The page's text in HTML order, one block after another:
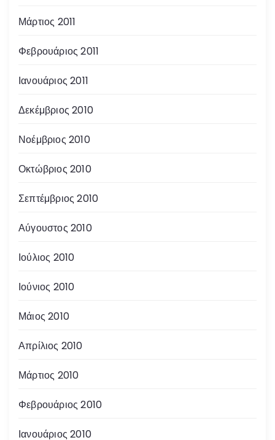
Μάρτιος 2011
Φεβρουάριος 2011
Ιανουάριος 2011
Δεκέμβριος 2010
Νοέμβριος 2010
Οκτώβριος 2010
Σεπτέμβριος 2010
Αύγουστος 2010
Ιούλιος 2010
Ιούνιος 2010
Μάιος 2010
Απρίλιος 2010
Μάρτιος 2010
Φεβρουάριος 2010
Ιανουάριος 2010